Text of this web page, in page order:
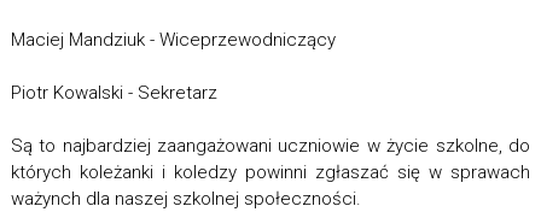
Maciej Mandziuk - Wiceprzewodniczący
Piotr Kowalski - Sekretarz
Są to najbardziej zaangażowani uczniowie w życie szkolne, do
których koleżanki i koledzy powinni zgłaszać się w sprawach
ważynch dla naszej szkolnej społeczności.